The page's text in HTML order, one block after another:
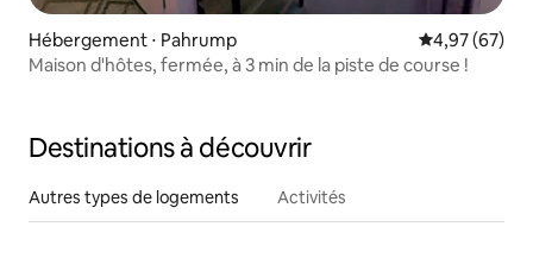
Hébergement ⋅ Pahrump Évaluation
4,97 (67)
Maison d'hôtes, fermée, à 3 min de la piste de course !
Destinations à découvrir
Autres types de logements Activités